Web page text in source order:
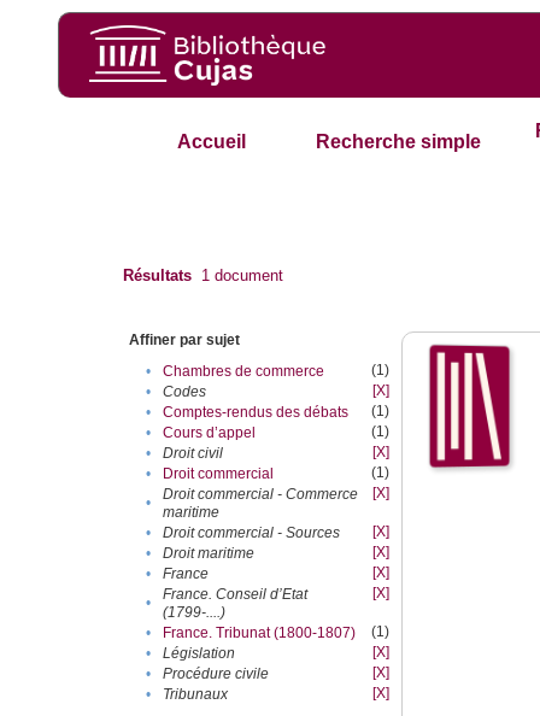
Accueil Recherche simple
Résultats 1 document
Affiner par sujet
•
Chambres de commerce
(1)
•
Codes
[X]
•
Comptes-rendus des débats
(1)
•
Cours d’appel
(1)
•
Droit civil
[X]
•
Droit commercial
(1)
•
Droit commercial - Commerce
maritime
[X]
• Droit commercial - Sources
[X]
•
Droit maritime
[X]
•
France
[X]
•
France. Conseil d’Etat
(1799-....)
[X]
• France. Tribunat (1800-1807)
(1)
•
Législation
[X]
•
Procédure civile
[X]
•
Tribunaux
[X]